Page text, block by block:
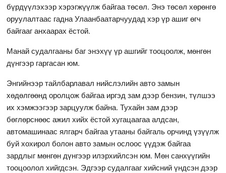
бүрдүүлэхээр хэрэгжүүлж байгаа төсөл. Энэ төсөл хөрөнгө
оруулалтаас гадна Улаанбаатарчуудад хэр үр ашиг өгч
байгааг анхаарах ёстой.
Манай судалгааны баг энэхүү үр ашгийг тооцоолж, мөнгөн
дүнгээр гаргасан юм.
Энгийнээр тайлбарлавал нийслэлийн авто замын
хөдөлгөөнд оролцож байгаа иргэд зам дээр бензин, түлшээ
их хэмжээгээр зарцуулж байна. Тухайн зам дээр
бөглөрснөөс ажил хийх ёстой хугацаагаа алдсан,
автомашинаас ялгарч байгаа утааны байгаль орчинд үзүүлж
буй хохирол болон авто замын ослоос үүдэж байгаа
зардлыг мөнгөн дүнгээр илэрхийлсэн юм. Мөн санхүүгийн
тооцоолол хийгдсэн. Эдгээр судалгааг хийсний үндсэн дээр